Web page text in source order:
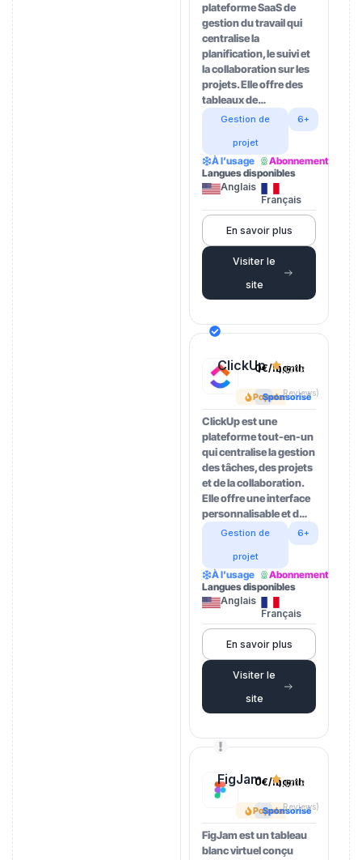
plateforme SaaS de
gestion du travail qui
centralise la
planification, le suivi et
la collaboration sur les
projets. Elle offre des
tableaux de…
Gestion de
projet
6+
À l’usage
Abonnement
Langues disponibles
Anglais
Français
En savoir plus
Visiter le
site
ClickUp
Popular
Sponsorisé
0€/month
4.5(202
Reviews)
ClickUp est une
plateforme tout-en-un
qui centralise la gestion
des tâches, des projets
et de la collaboration.
Elle offre une interface
personnalisable et d…
Gestion de
projet
6+
À l’usage
Abonnement
Langues disponibles
Anglais
Français
En savoir plus
Visiter le
site
FigJam
Popular
Sponsorisé
0€/month
4.5(202
Reviews)
FigJam est un tableau
blanc virtuel conçu